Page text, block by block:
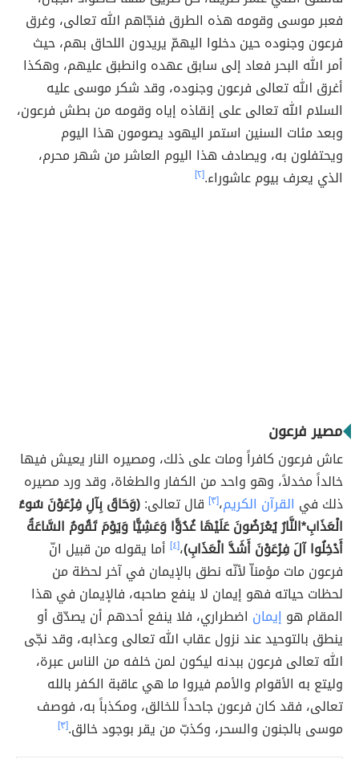
فعبر موسى وقومه هذه الطرق فنجّاهم الله تعالى، وغرق
فرعون وجنوده حين دخلوا اليهمّ يريدون اللحاق بهم، حيث
أمر الله البحر فعاد إلى سابق عهده وانطبق عليهم، وهكذا
أغرق الله تعالى فرعون وجنوده، وقد شكر موسى عليه
السلام الله تعالى على إنقاذه إياه وقومه من بطش فرعون،
وبعد مئات السنين استمر اليهود يصومون هذا اليوم
ويحتفلون به، ويصادف هذا اليوم العاشر من شهر محرم،
الذي يعرف بيوم عاشوراء.[٢]
مصير فرعون
عاش فرعون كافراً ومات على ذلك، ومصيره النار يعيش فيها
خالداً مخدلاً، وهو واحد من الكفار والطغاة، وقد ورد مصيره
ذلك في القرآن الكريم،[٣] قال تعالى:(وَحَاقَ بِآلِ فِرْعَوْنَ سُوءُ
الْعَذَابِ*النَّارُ يُعْرَضُونَ عَلَيْهَا غُدُوًّا وَعَشِيًّا وَيَوْمَ تَقُومُ السَّاعَةُ
أَدْخِلُوا آلَ فِرْعَوْنَ أَشَدَّ الْعَذَابِ)،[٤]
أما يقوله من قبيل انّ
فرعون مات مؤمناّ لأنّه نطق بالإيمان في آخر لحظة من
لحظات حياته فهو إيمان لا ينفع صاحبه، فالإيمان في هذا
المقام هو إيمان اضطراري، فلا ينفع أحدهم أن يصدّق أو
ينطق بالتوحيد عند نزول عقاب الله تعالى وعذابه، وقد نجّى
الله تعالى فرعون ببدنه ليكون لمن خلفه من الناس عبرة،
وليتع به الأقوام والأمم فيروا ما هي عاقبة الكفر بالله
تعالى، فقد كان فرعون جاحداً للخالق، ومكذباً به، فوصف
موسى بالجنون والسحر، وكذبّ من يقر بوجود خالق.[٣]